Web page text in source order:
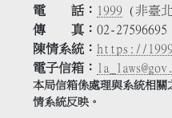
電 話
1999 (非臺
傳 真
02-27596695
陳情系統
https://
電子信箱
本局信箱係處理與系統相關
情系統反映。